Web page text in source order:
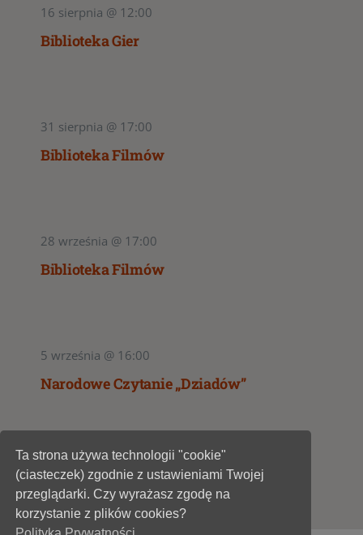
16 sierpnia @ 12:00
Biblioteka Gier
31 sierpnia @ 17:00
Biblioteka Filmów
28 września @ 17:00
Biblioteka Filmów
5 września @ 16:00
Narodowe Czytanie „Dziadów”
1
Ta strona używa technologii "cookie"
(ciasteczek) zgodnie z ustawieniami Twojej
przeglądarki. Czy wyrażasz zgodę na
korzystanie z plików cookies?